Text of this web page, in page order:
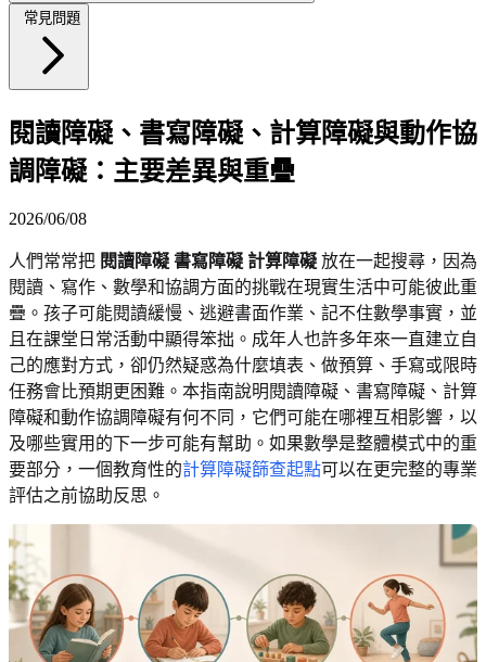
常見問題
閱讀障礙、書寫障礙、計算障礙與動作協
調障礙：主要差異與重疊
2026/06/08
人們常常把 閱讀障礙 書寫障礙 計算障礙 放在一起搜尋，因為
閱讀、寫作、數學和協調方面的挑戰在現實生活中可能彼此重
疊。孩子可能閱讀緩慢、逃避書面作業、記不住數學事實，並
且在課堂日常活動中顯得笨拙。成年人也許多年來一直建立自
己的應對方式，卻仍然疑惑為什麼填表、做預算、手寫或限時
任務會比預期更困難。本指南說明閱讀障礙、書寫障礙、計算
障礙和動作協調障礙有何不同，它們可能在哪裡互相影響，以
及哪些實用的下一步可能有幫助。如果數學是整體模式中的重
要部分，一個教育性的計算障礙篩查起點可以在更完整的專業
評估之前協助反思。